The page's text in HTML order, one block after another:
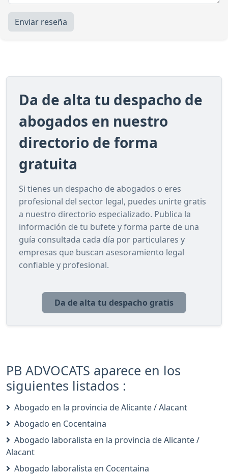
Enviar reseña
Da de alta tu despacho de
abogados en nuestro
directorio de forma
gratuita
Si tienes un despacho de abogados o eres
profesional del sector legal, puedes unirte gratis
a nuestro directorio especializado. Publica la
información de tu bufete y forma parte de una
guía consultada cada día por particulares y
empresas que buscan asesoramiento legal
confiable y profesional.
Da de alta tu despacho gratis
PB ADVOCATS aparece en los
siguientes listados :
Abogado en la provincia de Alicante / Alacant
Abogado en Cocentaina
Abogado laboralista en la provincia de Alicante /
Alacant
Abogado laboralista en Cocentaina